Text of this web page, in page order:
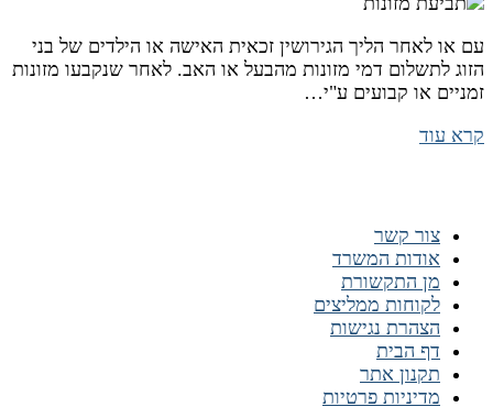
עם או לאחר הליך הגירושין זכאית האישה או הילדים של בני
הזוג לתשלום דמי מזונות מהבעל או האב. לאחר שנקבעו מזונות
זמניים או קבועים ע"י…
קרא עוד
צור קשר
אודות המשרד
מן התקשורת
לקוחות ממליצים
הצהרת נגישות
דף הבית
תקנון אתר
מדיניות פרטיות